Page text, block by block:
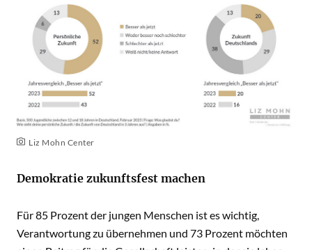
Liz Mohn Center
Demokratie zukunftsfest machen
Für 85 Prozent der jungen Menschen ist es wichtig,
Verantwortung zu übernehmen und 73 Prozent möchten